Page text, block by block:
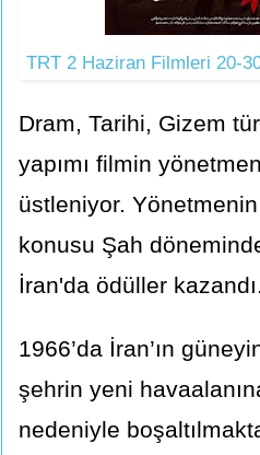
TRT 2 Haziran Filmleri 20-
Dram, Tarihi, Gizem
yapımı filmin
üstleniyor.
konusu Şah
İran'da ödüller kazandı.
1966’da İran’ın
şehrin yeni
nedeniyle